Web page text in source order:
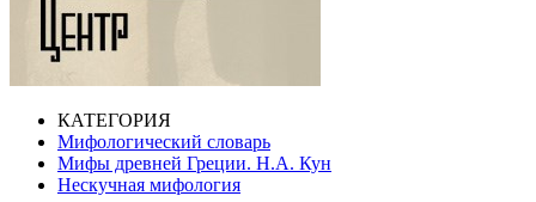
КАТЕГОРИЯ
Мифологический словарь
Мифы древней Греции. Н.А. Кун
Нескучная мифология